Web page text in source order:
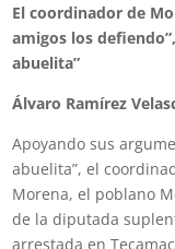
El coordinador de
amigos los
abuelita”
Álvaro Ramírez
Apoyando sus
abuelita”, el
Morena, el poblano
de la diputada
arrestada en